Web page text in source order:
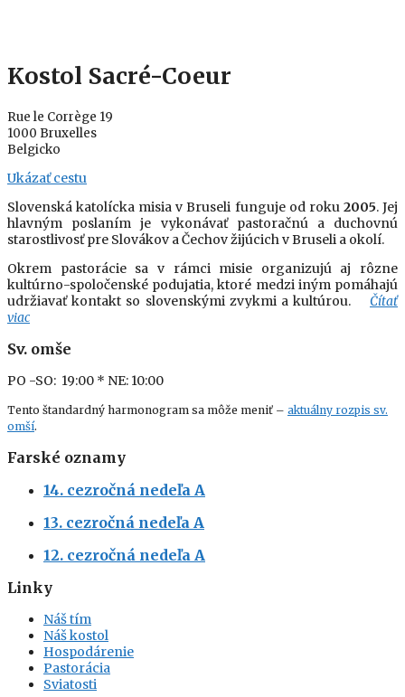
Kostol Sacré-Coeur
Rue le Corrège 19
1000 Bruxelles
Belgicko
Ukázať cestu
Slovenská katolícka misia v Bruseli funguje od roku 2005. Jej
hlavným poslaním je vykonávať pastoračnú a duchovnú
starostlivosť pre Slovákov a Čechov žijúcich v Bruseli a okolí.
Okrem pastorácie sa v rámci misie organizujú aj rôzne
kultúrno-spoločenské podujatia, ktoré medzi iným pomáhajú
udržiavať kontakt so slovenskými zvykmi a kultúrou. Čítať
viac
Sv. omše
PO -SO: 19:00 * NE: 10:00
Tento štandardný harmonogram sa môže meniť – aktuálny rozpis sv.
omší.
Farské oznamy
14. cezročná nedeľa A
13. cezročná nedeľa A
12. cezročná nedeľa A
Linky
Náš tím
Náš kostol
Hospodárenie
Pastorácia
Sviatosti